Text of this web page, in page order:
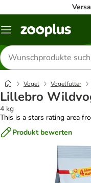
Menü
Produkte
suchen
Vogel Vogelfutter
Lillebro
4 kg
This is a stars rating area
Produkt bewerten